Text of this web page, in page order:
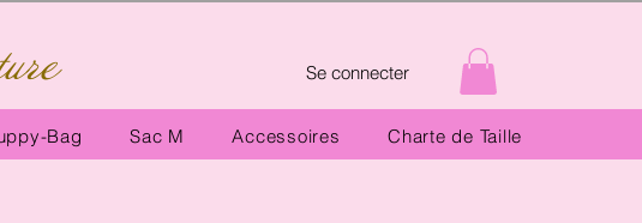
Se connecter
Bag Sac M Accessoires Charte de Taille